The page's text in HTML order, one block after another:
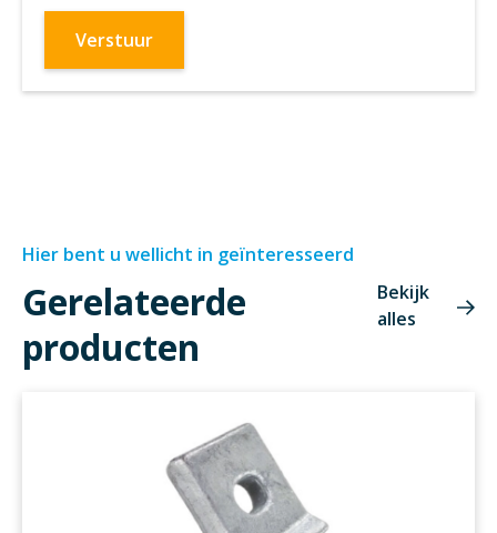
Hier bent u wellicht in geïnteresseerd
Gerelateerde
producten
Bekijk
alles